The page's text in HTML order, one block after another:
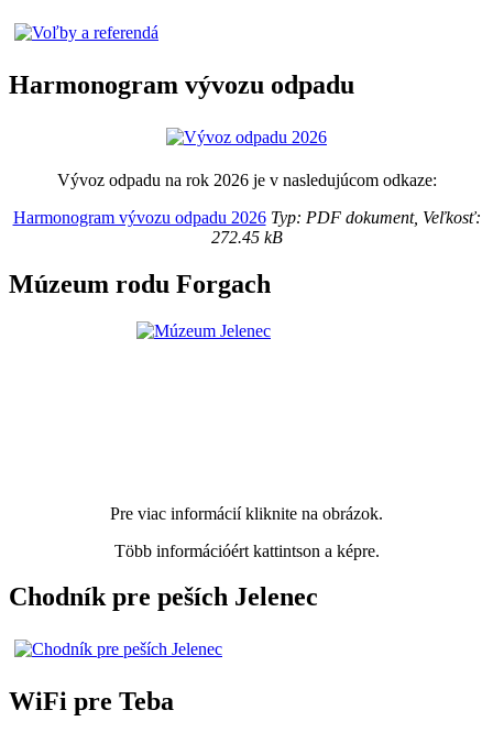
Harmonogram vývozu odpadu
Vývoz odpadu na rok 2026 je v nasledujúcom odkaze:
Harmonogram vývozu odpadu 2026Typ: PDF dokument, Veľkosť:
272.45 kB
Múzeum rodu Forgach
Pre viac informácií kliknite na obrázok.
Több információért kattintson a képre.
Chodník pre peších Jelenec
WiFi pre Teba